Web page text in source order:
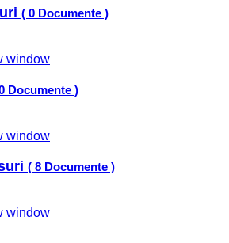
( 0 Documente )
window
Documente )
window
( 8 Documente )
window